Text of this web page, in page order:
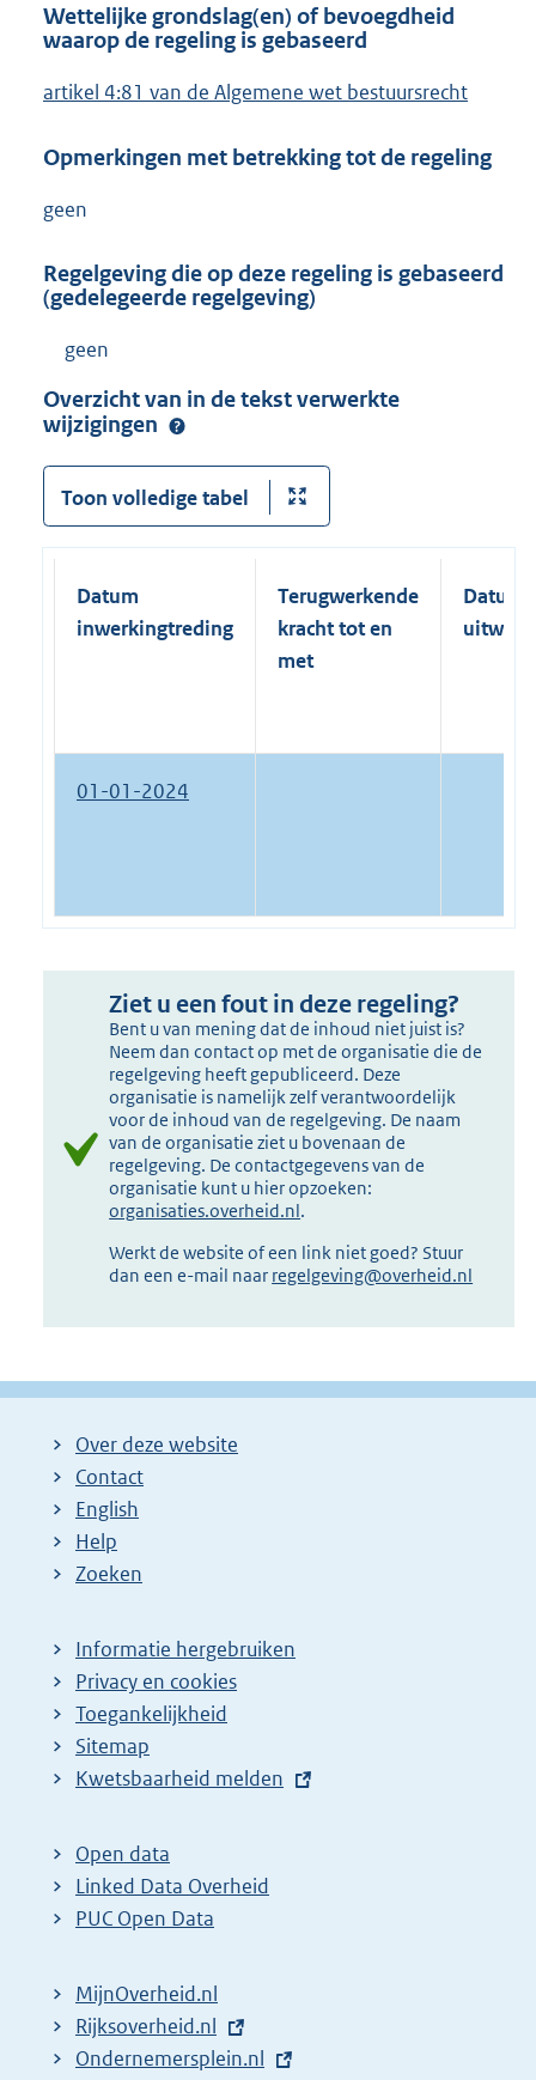
Wettelijke grondslag(en) of bevoegdheid
waarop de regeling is gebaseerd
artikel 4:81 van de Algemene wet bestuursrecht
Opmerkingen met betrekking tot de regeling
geen
Regelgeving die op deze regeling is gebaseerd
(gedelegeerde regelgeving)
geen
Overzicht van in de tekst verwerkte
wijzigingen
Toon volledige tabel
Datum
inwerkingtreding
Terugwerkende
kracht tot en
met
Datum
01-01-2024
Ziet u een fout in deze regeling?
Bent u van mening dat de inhoud niet juist is?
Neem dan contact op met de organisatie die de
regelgeving heeft gepubliceerd. Deze
organisatie is namelijk zelf verantwoordelijk
voor de inhoud van de regelgeving. De naam
van de organisatie ziet u bovenaan de
regelgeving. De contactgegevens van de
organisatie kunt u hier opzoeken:
organisaties.overheid.nl.
Werkt de website of een link niet goed? Stuur
dan een e-mail naar regelgeving@overheid.nl
Over deze website
Contact
English
Help
Zoeken
Informatie hergebruiken
Privacy en cookies
Toegankelijkheid
Sitemap
E
t
e
r
l
i
n
Kwetsbaarheid melden
Open data
Linked Data Overheid
PUC Open Data
MijnOverheid.nl
E
x
Rijksoverheid.nl
E
Ondernemersplein.nl